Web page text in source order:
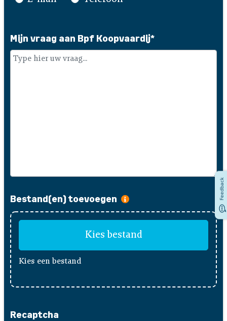
Mijn vraag aan Bpf Koopvaardij*
Bestand(en) toevoegen
Kies een bestand
Recaptcha
Feedback